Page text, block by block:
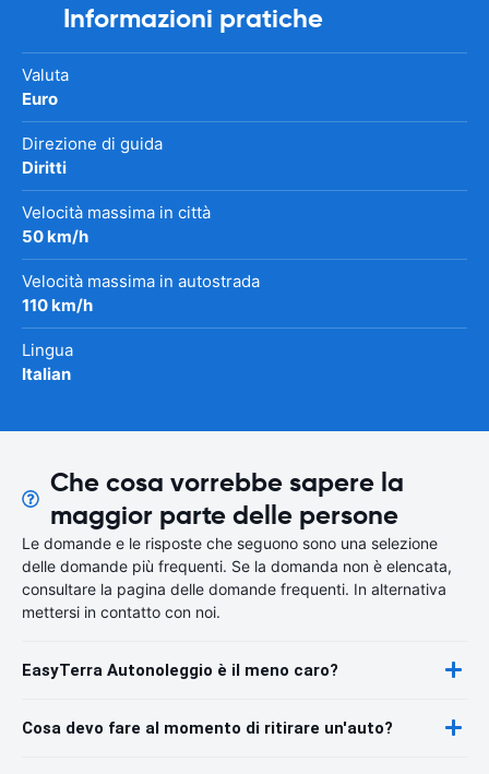
Informazioni pratiche
Valuta
Euro
Direzione di guida
Diritti
Velocità massima in città
50 km/h
Velocità massima in autostrada
110 km/h
Lingua
Italian
Che cosa vorrebbe sapere la
maggior parte delle persone
Le domande e le risposte che seguono sono una selezione
delle domande più frequenti. Se la domanda non è elencata,
consultare la pagina delle domande frequenti. In alternativa
mettersi in contatto con noi.
EasyTerra Autonoleggio è il meno caro?
Cosa devo fare al momento di ritirare un'auto?